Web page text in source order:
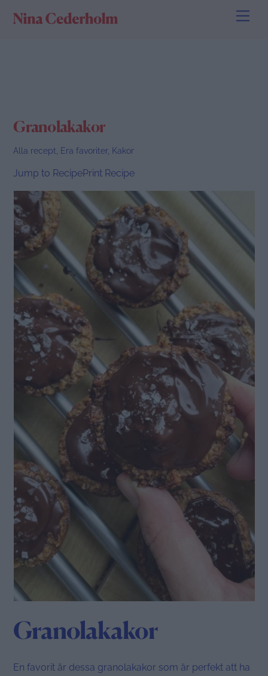
Granolakakor
Alla recept Era favoriter, Kakor
Jump to RecipePrint Recipe
Granolakakor
En favorit är dessa granolakakor som är perfekt att ha